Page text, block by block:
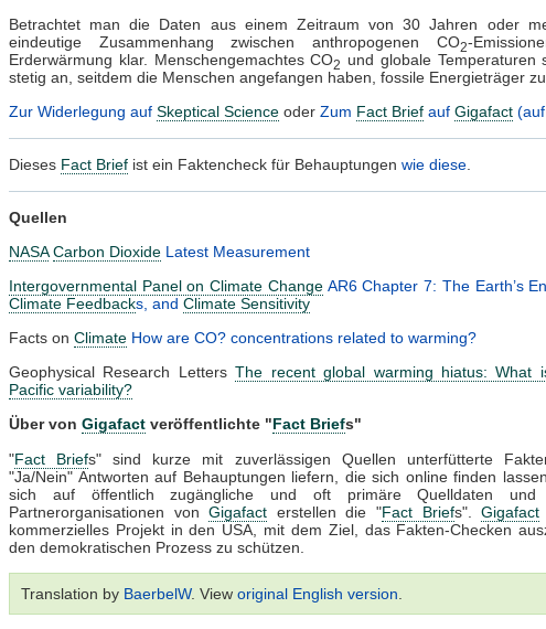
Betrachtet man die Daten aus einem Zeitraum von 30 Jahren oder
eindeutige Zusammenhang zwischen anthropogenen CO2-
Erderwärmung klar. Menschengemachtes CO2
und globale Temperaturen
stetig an, seitdem die Menschen angefangen haben, fossile Energieträger
Zur Widerlegung auf Skeptical Science oder Zum Fact Brief auf Gigafact
Dieses Fact Brief ist ein Faktencheck für Behauptungen wie diese
Quellen
NASA Carbon Dioxide Latest Measurement
Intergovernmental Panel on Climate Change AR6 Chapter 7: The Earth’s
Climate Feedbacks, and Climate Sensitivity
Facts on Climate How are CO? concentrations related to warming?
Geophysical Research LettersThe recent global warming hiatus: What
Pacific variability?
Über von Gigafact veröffentlichte "Fact Briefs"
"Fact Briefs" sind kurze mit zuverlässigen Quellen unterfütterte
"Ja/Nein" Antworten auf Behauptungen liefern, die sich online finden
sich auf öffentlich zugängliche und oft primäre Quelldaten und
Partnerorganisationen vonGigafact erstellen die "Fact Briefs".Gigafact
kommerzielles Projekt in den USA, mit dem Ziel, das Fakten-Checken
den demokratischen Prozess zu schützen.
Translation by BaerbelW. View original English version